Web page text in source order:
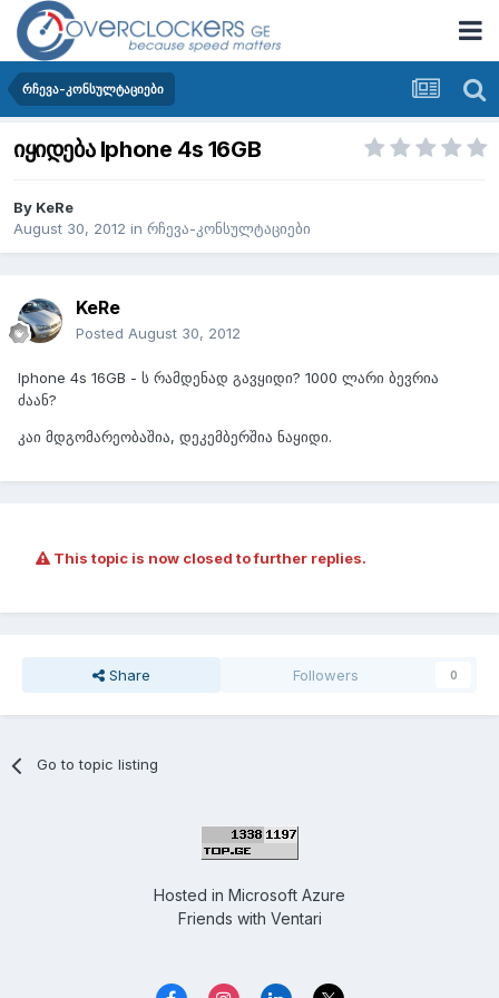
რჩევა-კონსულტაციები
იყიდება Iphone 4s 16GB
By KeRe
August 30, 2012 in რჩევა-კონსულტაციები
KeRe
Posted August 30, 2012
Iphone 4s 16GB - ს რამდენად გავყიდი? 1000 ლარი ბევრია
ძაან?
კაი მდგომარეობაშია, დეკემბერშია ნაყიდი.
This topic is now closed to further replies.
Share Followers 0
Go to topic listing
Hosted in Microsoft Azure
Friends with Ventari